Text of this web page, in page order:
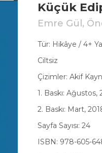
Küçük
Emre Gül,
Tür: Hikâye / 4+
Ciltsiz
Çizimler: Akif
1. Baskı: Ağustos,
2. Baskı: Mart,
Sayfa Sayısı: 24
ISBN: 978-605-